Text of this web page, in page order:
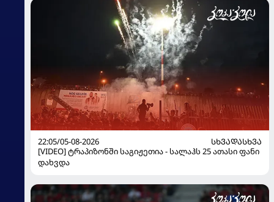
22:05/05-08-2026
ᲡᲮᲕᲐᲓᲐᲡᲮᲕᲐ
[VIDEO] ტრაპიზონში საგიჟეთია - სალაჰს 25 ათასი ფანი
დახვდა